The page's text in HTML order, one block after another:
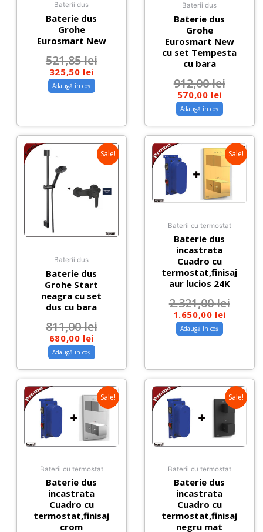
Baterii dus
Baterie dus
Grohe
Eurosmart New
521,85lei
325,50 lei
Adaugă în coș
Baterii dus
Baterie dus
Grohe
Eurosmart New
cu set Tempesta
cu bara
912,00lei
570,00 lei
Adaugă în coș
Sale!
Baterii dus
Baterie dus
Grohe Start
neagra cu set
dus cu bara
811,00lei
680,00 lei
Adaugă în coș
Sale!
Baterii cu termostat
Baterie dus
incastrata
Cuadro cu
termostat,finisaj
aur lucios 24K
2.321,00lei
1.650,00 lei
Adaugă în coș
Sale!
Baterii cu termostat
Baterie dus
incastrata
Cuadro cu
termostat,finisaj
crom
Sale!
Baterii cu termostat
Baterie dus
incastrata
Cuadro cu
termostat,finisaj
negru mat